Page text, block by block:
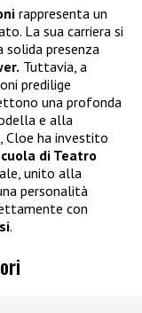
rappresenta un
La sua carriera si
presenza
Tuttavia, a
predilige
una profonda
e alla
Cloe ha investito
di Teatro
unito alla
personalità
con
.